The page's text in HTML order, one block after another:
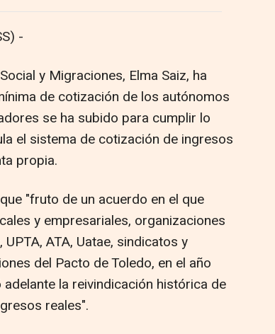
-
y Migraciones, Elma Saiz, ha
de cotización de los autónomos
se ha subido para cumplir lo
el sistema de cotización de ingresos
propia.
"fruto de un acuerdo en el que
y empresariales, organizaciones
ATA, Uatae, sindicatos y
del Pacto de Toledo, en el año
la reivindicación histórica de
reales".